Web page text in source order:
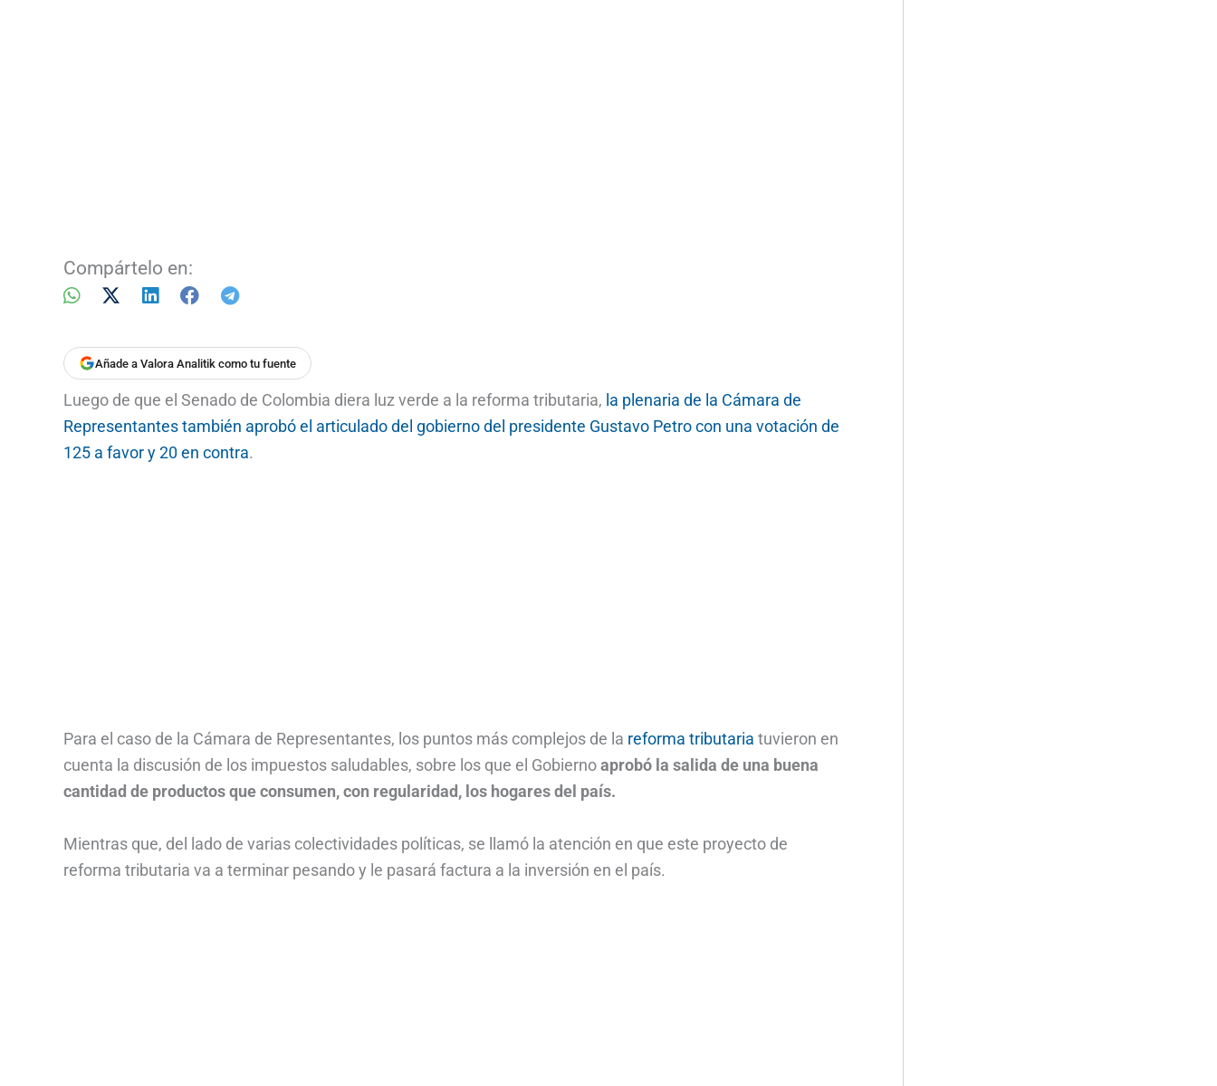
Compártelo en:
Añade a Valora Analitik como tu fuente
Luego de que el Senado de Colombia diera luz verde a la reforma tributaria, la plenaria de la Cámara de
Representantes también aprobó el articulado del gobierno del presidente Gustavo Petrocon una votación de
125 a favor y 20 en contra.
Para el caso de la Cámara de Representantes, los puntos más complejos de la reforma tributaria tuvieron en
cuenta la discusión de los impuestos saludables, sobre los que el Gobiernoaprobó la salida de una buena
cantidad de productos que consumen, con regularidad, los hogares del país.
Mientras que, del lado de varias colectividades políticas, se llamó la atención en que este proyecto de
reforma tributaria va a terminar pesando y le pasará factura a la inversión en el país.